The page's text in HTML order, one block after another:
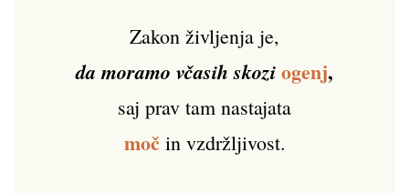
Zakon življenja je,
da moramo včasih skoziogenj,
saj prav tam nastajata
močin vzdržljivost.